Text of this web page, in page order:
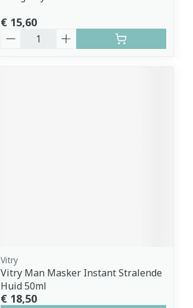
€ 15,60
Vitry
Vitry Man Masker Instant Stralende
Huid 50ml
€ 18,50